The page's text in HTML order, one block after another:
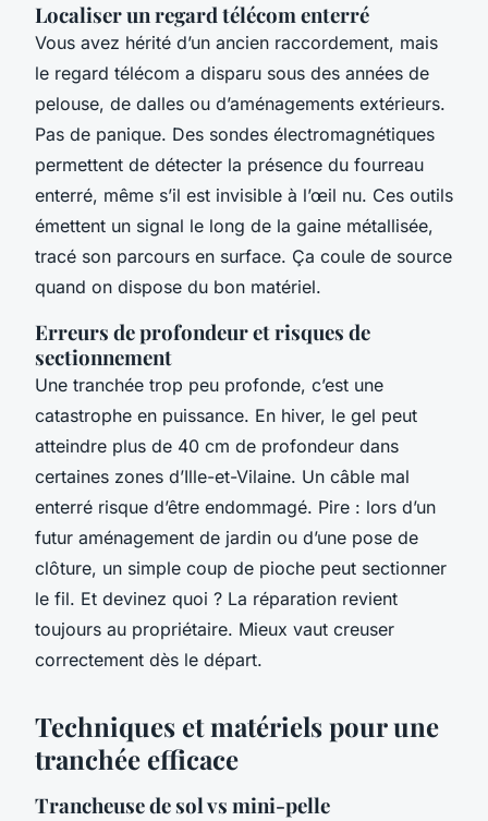
Localiser un regard télécom enterré
Vous avez hérité d’un ancien raccordement, mais
le regard télécom a disparu sous des années de
pelouse, de dalles ou d’aménagements extérieurs.
Pas de panique. Des sondes électromagnétiques
permettent de détecter la présence du fourreau
enterré, même s’il est invisible à l’œil nu. Ces outils
émettent un signal le long de la gaine métallisée,
tracé son parcours en surface. Ça coule de source
quand on dispose du bon matériel.
Erreurs de profondeur et risques de
sectionnement
Une tranchée trop peu profonde, c’est une
catastrophe en puissance. En hiver, le gel peut
atteindre plus de 40 cm de profondeur dans
certaines zones d’Ille-et-Vilaine. Un câble mal
enterré risque d’être endommagé. Pire : lors d’un
futur aménagement de jardin ou d’une pose de
clôture, un simple coup de pioche peut sectionner
le fil. Et devinez quoi ? La réparation revient
toujours au propriétaire. Mieux vaut creuser
correctement dès le départ.
Techniques et matériels pour une
tranchée efficace
Trancheuse de sol vs mini-pelle